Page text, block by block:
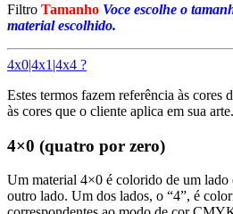
Filtro Tamanho Voce escolhe o
material escolhido.
4x0|4x1|4x4 ?
Estes termos fazem referência às cores
às cores que o cliente aplica em sua arte.
4×0 (quatro por zero)
Um material 4×0 é colorido de um lado
outro lado. Um dos lados, o “4”, é